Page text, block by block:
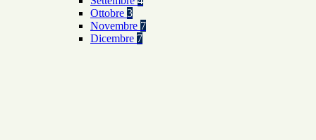
Ottobre 3
Novembre 7
Dicembre 7